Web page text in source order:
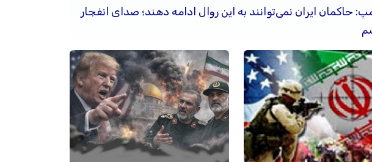
حاکمان ایران نمی‌توانند به این روال ادامه دهند؛ صدای انفجار